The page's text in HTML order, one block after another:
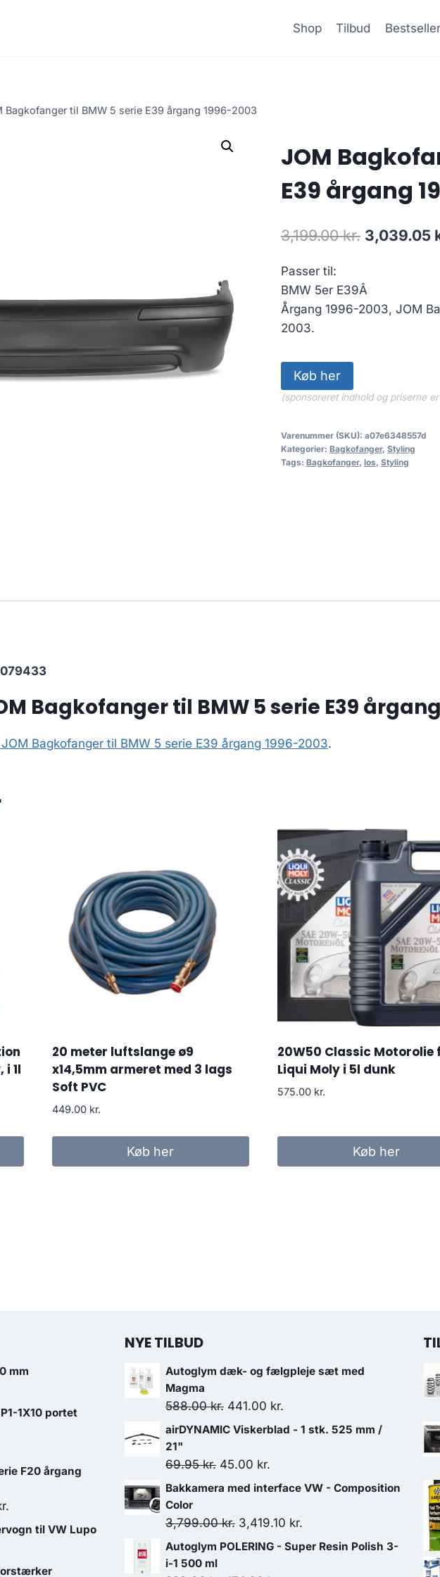
Shop Tilbud Bestseller
Bagkofanger til BMW 5 serie E39 årgang 1996-2003
JOM
E39 årgang
3,199.00kr. Den
pris
var:
3,039.05
Passer til:
BMW 5er E39Â
Årgang 1996-2003, JOM
2003.
Køb her
(sponsoreret indhold og priserne
Varenummer (SKU): a07e6348557d
Kategorier: Bagkofanger, Styling
Tags: Bagkofanger, los, Styling
Bagkofanger til BMW 5 serie E39
Bagkofanger til BMW 5 serie E39 årgang 1996-2003.
i 1l
20 meter luftslange ø9
x14,5mm armeret med 3 lags
Soft PVC
449.00 kr.
Køb her
20W50 Classic Motorolie
Liqui Moly i 5l dunk
575.00 kr.
Køb her
mm
1X10 portet
F20 årgang
aktuelletil VW Lupo
NYE TILBUD
Autoglym dæk- og fælgpleje sæt med
Magma
588.00kr. Den
oprindelige
var:
588.00 kr..
441.00 kr.
aktuelle
441.00 kr..
airDYNAMIC Viskerblad - 1 stk. 525 mm /
21"
69.95kr. Den
oprindelige
var:
69.95 kr..
45.00 kr.
aktuelle
er:
45.00 kr..
Bakkamera med interface VW - Composition
Color
3,799.00kr. Den
oprindelige
3,419.10 kr.
aktuelle
Autoglym POLERING - Super Resin Polish 3-
i-1 500 ml